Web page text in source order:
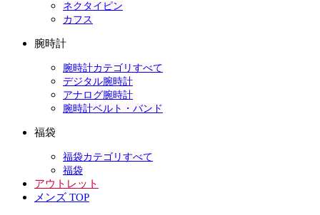
ネクタイピン
カフス
腕時計
腕時計カテゴリすべて
デジタル腕時計
アナログ腕時計
腕時計ベルト・バンド
福袋
福袋カテゴリすべて
福袋
アウトレット
メンズ TOP